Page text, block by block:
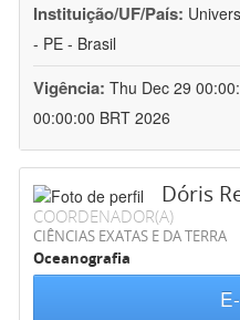
Instituição/UF/País:
- PE - Brasil
Vigência: Thu Dec 29
00:00:00 BRT 2026
Dóris
COORDENADOR(A)
CIÊNCIAS EXATAS E DA TERRA
Oceanografia